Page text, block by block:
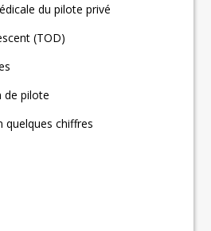
du pilote privé
(TOD)
de pilote
quelques chiffres